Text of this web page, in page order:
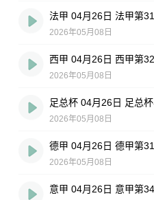
2026年05月08日
2026年05月08日
2026年05月08日
2026年05月08日